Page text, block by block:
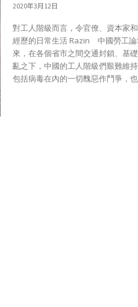
2020年3月12日
對工人階級而言，令官僚、資本家
經歷的日常生活 Razin 中國勞工論壇 自第一例冠狀病毒肺炎患者以
來，在各個省市之間交通封鎖、基
亂之下，中國的工人階級們艱難維
包括病毒在內的一切醜惡作鬥爭，